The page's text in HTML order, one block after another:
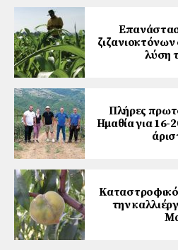
λύση
Πλήρες
Ημαθία για 16-
την